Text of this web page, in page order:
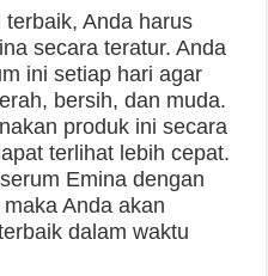
Anda harus
secara teratur. Anda
ini setiap hari agar
bersih, dan muda.
produk ini secara
terlihat lebih cepat.
Emina dengan
Anda akan
dalam waktu